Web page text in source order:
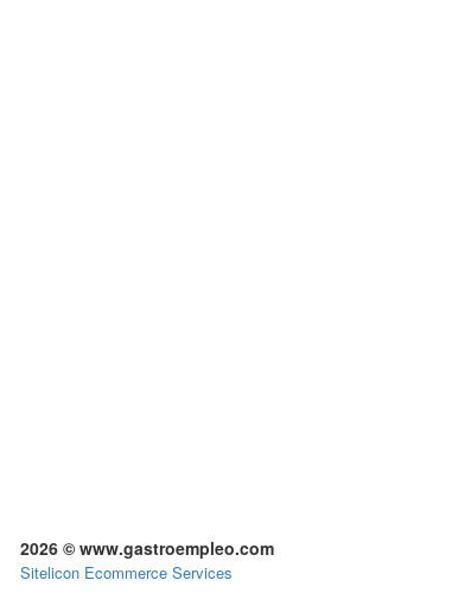
2026 © www.gastroempleo.com
Sitelicon Ecommerce Services